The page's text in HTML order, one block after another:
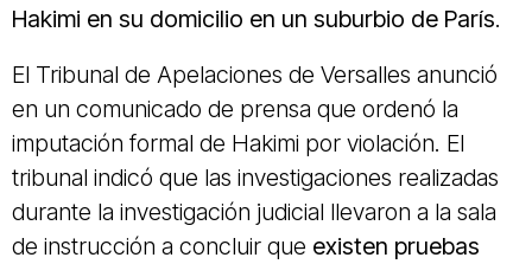
Hakimi en su domicilio en un suburbio de París.
El Tribunal de Apelaciones de Versalles anunció
en un comunicado de prensa que ordenó la
imputación formal de Hakimi por violación. El
tribunal indicó que las investigaciones realizadas
durante la investigación judicial llevaron a la sala
de instrucción a concluir que existen pruebas